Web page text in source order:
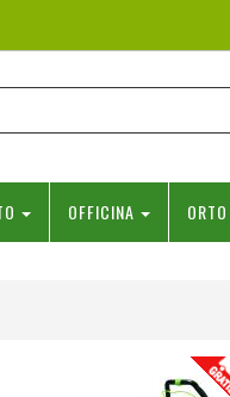
OFFICINA ORTO